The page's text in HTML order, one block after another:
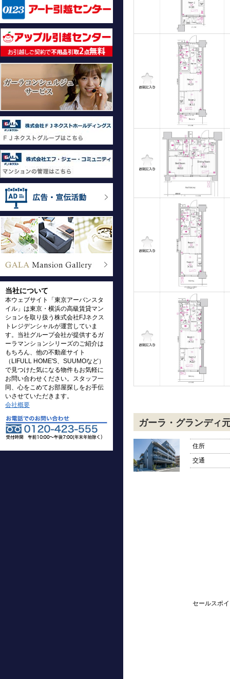
当社について
本ウェブサイト「東京アーバンスタ
イル」は東京・横浜の高級賃貸マン
ションを取り扱う株式会社FJネクス
トレジデンシャルが運営していま
す。当社グループ会社が提供するガ
ーラマンションシリーズのご紹介は
もちろん、他の不動産サイト
（LIFULL HOME'S、SUUMOなど）
で見つけた気になる物件もお気軽に
お問い合わせください。スタッフ一
同、心をこめてお部屋探しをお手伝
いさせていただきます。
会社概要
ガーラ・グランディ
住所
交通
セールスポ